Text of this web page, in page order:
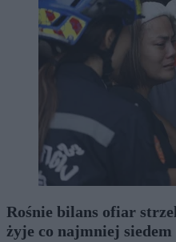
Rośnie bilans ofiar
żyje co najmniej siedem